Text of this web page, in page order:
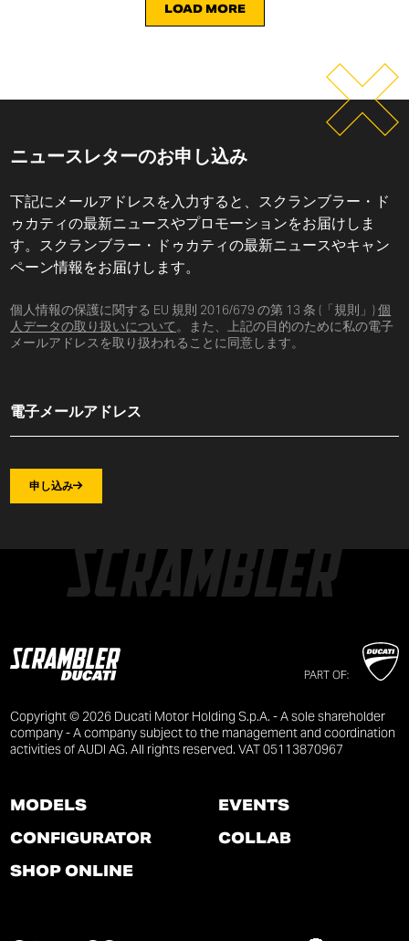
LOAD MORE
ニュースレターのお申し込み
下記にメールアドレスを入力すると、スクランブラー・ド
ゥカティの最新ニュースやプロモーションをお届けしま
す。スクランブラー・ドゥカティの最新ニュースやキャン
ペーン情報をお届けします。
個人情報の保護に関する EU 規則 2016/679 の第 13 条 (「規則」)個
人データの取り扱いについて。また、上記の目的のために私の電子
メールアドレスを取り扱われることに同意します。
申し込み
PART OF:
Copyright © 2026 Ducati Motor Holding S.p.A. - A sole shareholder
company - A company subject to the management and coordination
activities of AUDI AG. All rights reserved. VAT 05113870967
MODELS
CONFIGURATOR
SHOP ONLINE
EVENTS
COLLAB